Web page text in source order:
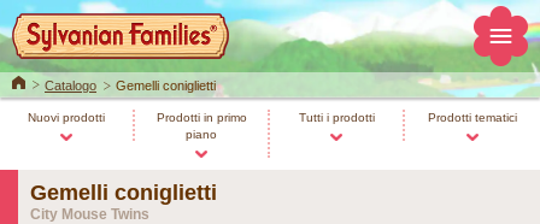
HomeCatalogo Gemelli coniglietti
Nuovi prodotti
Prodotti in primo
piano
Tutti i prodotti Prodotti tematici
Gemelli coniglietti
City Mouse Twins